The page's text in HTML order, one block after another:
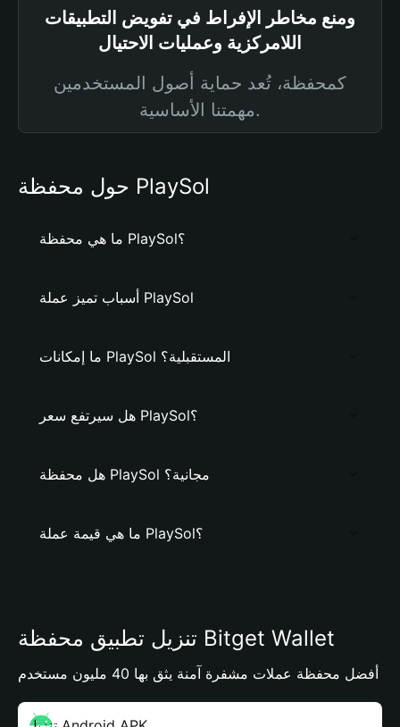
ومنع مخاطر الإفراط في تفويض التطبيقات
اللامركزية وعمليات الاحتيال
كمحفظة، تُعد حماية أصول المستخدمين
مهمتنا الأساسية.
حول محفظة PlaySol
ما هي محفظة PlaySol؟
أسباب تميز عملة PlaySol
ما إمكانات PlaySol المستقبلية؟
هل سيرتفع سعر PlaySol؟
هل محفظة PlaySol مجانية؟
ما هي قيمة عملة PlaySol؟
تنزيل تطبيق محفظة Bitget Wallet
أفضل محفظة عملات مشفرة آمنة يثق بها 40 مليون مستخدم